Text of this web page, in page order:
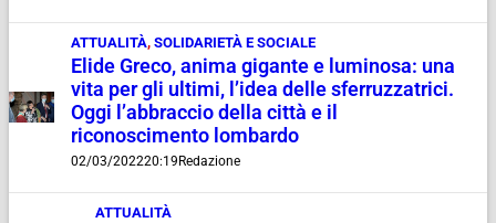
ATTUALITÀ,SOLIDARIETÀ E SOCIALE
Elide Greco, anima gigante e luminosa: una
vita per gli ultimi, l’idea delle sferruzzatrici.
Oggi l’abbraccio della città e il
riconoscimento lombardo
02/03/202220:19Redazione
ATTUALITÀ